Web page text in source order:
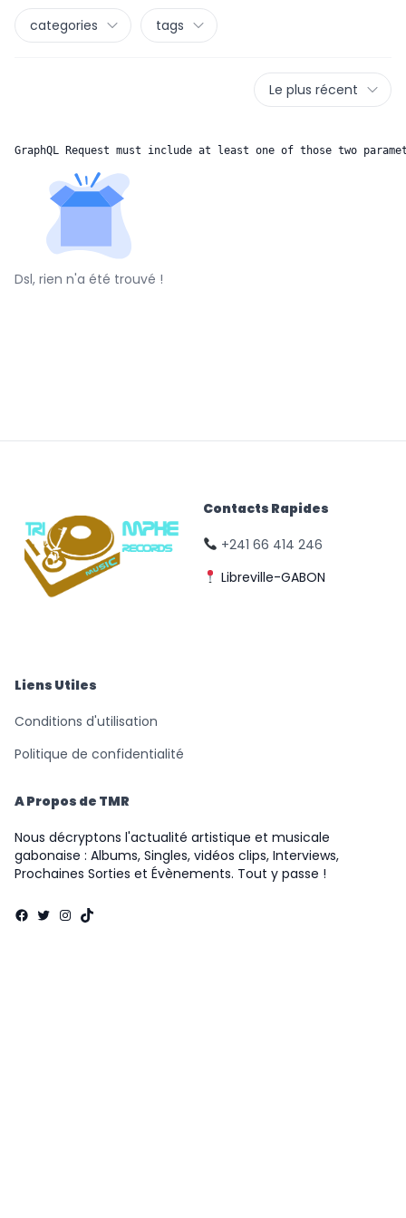
categories tags
Le plus récent
GraphQL Request must include at least one of those two
Dsl, rien n'a été trouvé !
Contacts Rapides
+241 66 414 246
Libreville-GABON
Liens Utiles
Conditions d'utilisation
Politique de confidentialité
A Propos de TMR
Nous décryptons l'actualité artistique et musicale
gabonaise : Albums, Singles, vidéos clips, Interviews,
Prochaines Sorties et Évènements. Tout y passe !
Facebook
Twitter
Instagram
TikTok